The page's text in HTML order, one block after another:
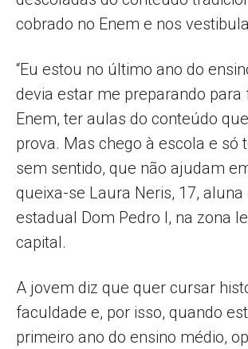
cobrado no Enem e nos
“Eu estou no último ano do
devia estar me preparando para
Enem, ter aulas do conteúdo
prova. Mas chego à escola e só
sem sentido, que não ajudam
queixa-se Laura Neris, 17, aluna
estadual Dom Pedro I, na zona
capital.
A jovem diz que quer cursar
faculdade e, por isso, quando
primeiro ano do ensino médio,